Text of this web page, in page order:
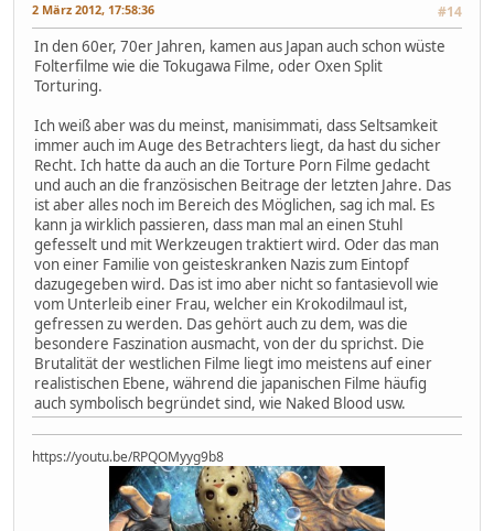
2 März 2012, 17:58:36 #14
In den 60er, 70er Jahren, kamen aus Japan auch schon wüste
Folterfilme wie die Tokugawa Filme, oder Oxen Split
Torturing.
Ich weiß aber was du meinst, manisimmati, dass Seltsamkeit
immer auch im Auge des Betrachters liegt, da hast du sicher
Recht. Ich hatte da auch an die Torture Porn Filme gedacht
und auch an die französischen Beitrage der letzten Jahre. Das
ist aber alles noch im Bereich des Möglichen, sag ich mal. Es
kann ja wirklich passieren, dass man mal an einen Stuhl
gefesselt und mit Werkzeugen traktiert wird. Oder das man
von einer Familie von geisteskranken Nazis zum Eintopf
dazugegeben wird. Das ist imo aber nicht so fantasievoll wie
vom Unterleib einer Frau, welcher ein Krokodilmaul ist,
gefressen zu werden. Das gehört auch zu dem, was die
besondere Faszination ausmacht, von der du sprichst. Die
Brutalität der westlichen Filme liegt imo meistens auf einer
realistischen Ebene, während die japanischen Filme häufig
auch symbolisch begründet sind, wie Naked Blood usw.
https://youtu.be/RPQOMyyg9b8